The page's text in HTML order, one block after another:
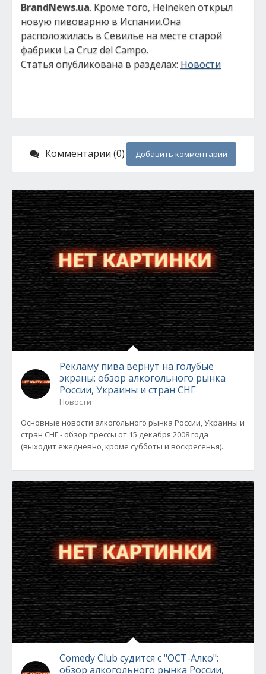
BrandNews.ua. Кроме того, Heineken открыл
новую пивоварню в Испании.Она
расположилась в Севилье на месте старой
фабрики La Cruz del Campo.
Статья опубликована в разделах: Новости
Комментарии (0) Добавить комментарий
Рекламу пива вернут на голубые
экраны: обзор алкогольного рынка
России, Украины и стран СНГ
Новости
Основные новости алкогольного рынка России, Украины и
стран СНГ - обзор прессы от 15 декабря 2008 года
(выходит ежедневно, кроме субботы и воскресенья)...
Comedy Club судится с "ОСТ-Алко":
обзор алкогольного рынка России,